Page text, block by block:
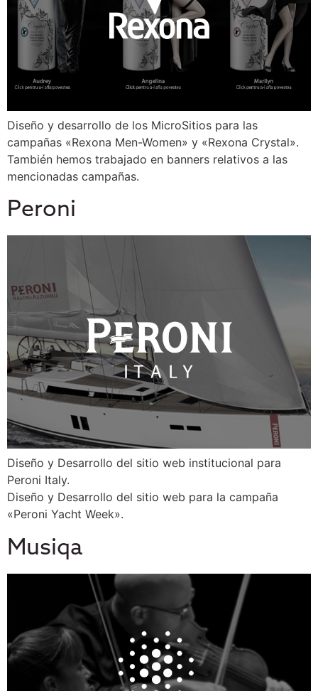
Diseño y desarrollo de los MicroSitios para las
campañas «Rexona Men-Women» y «Rexona Crystal».
También hemos trabajado en banners relativos a las
mencionadas campañas.
Peroni
Diseño y Desarrollo del sitio web institucional para
Peroni Italy.
Diseño y Desarrollo del sitio web para la campaña
«Peroni Yacht Week».
Musiqa